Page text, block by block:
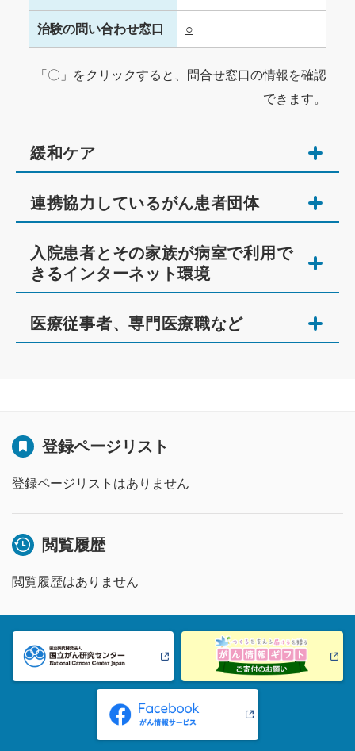
治験の問い合わせ窓口 ○
「〇」をクリックすると、問合せ窓口の情報を確認
できます。
緩和ケア
連携協力しているがん患者団体
入院患者とその家族が病室で利用で
きるインターネット環境
医療従事者、専門医療職など
登録ページリスト
登録ページリストはありません
閲覧履歴
閲覧履歴はありません